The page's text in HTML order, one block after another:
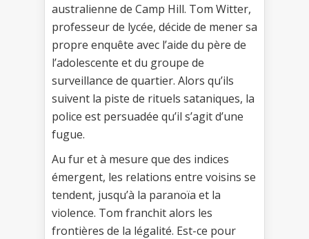
australienne de Camp Hill. Tom Witter,
professeur de lycée, décide de mener sa
propre enquête avec l’aide du père de
l’adolescente et du groupe de
surveillance de quartier. Alors qu’ils
suivent la piste de rituels sataniques, la
police est persuadée qu’il s’agit d’une
fugue.
Au fur et à mesure que des indices
émergent, les relations entre voisins se
tendent, jusqu’à la paranoïa et la
violence. Tom franchit alors les
frontières de la légalité. Est-ce pour